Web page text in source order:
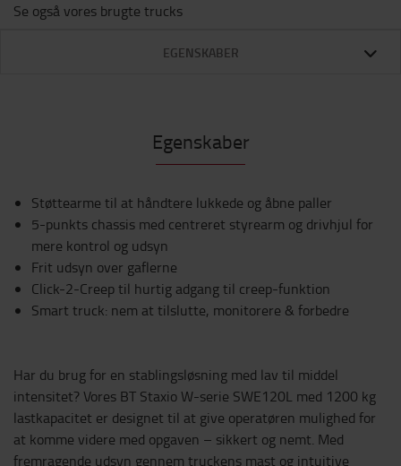
Se også vores brugte trucks
EGENSKABER
Egenskaber
Støttearme til at håndtere lukkede og åbne paller
5-punkts chassis med centreret styrearm og drivhjul for
mere kontrol og udsyn
Frit udsyn over gaflerne
Click-2-Creep til hurtig adgang til creep-funktion
Smart truck: nem at tilslutte, monitorere & forbedre
Har du brug for en stablingsløsning med lav til middel
intensitet? Vores BT Staxio W-serie SWE120L med 1200 kg
lastkapacitet er designet til at give operatøren mulighed for
at komme videre med opgaven – sikkert og nemt. Med
fremragende udsyn gennem truckens mast og intuitive